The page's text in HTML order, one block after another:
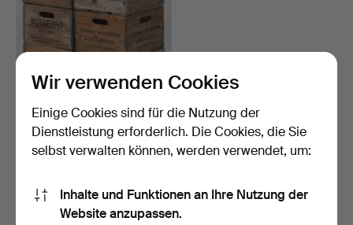
FLASCHENKÄSTEN, 6
Teile, Kiefer, frühes 20…
4 Tage
117 USD
Wir verwenden Cookies
Einige Cookies sind für die Nutzung der
Dienstleistung erforderlich. Die Cookies, die Sie
selbst verwalten können, werden verwendet, um:
Inhalte und Funktionen an Ihre Nutzung der
Website anzupassen.